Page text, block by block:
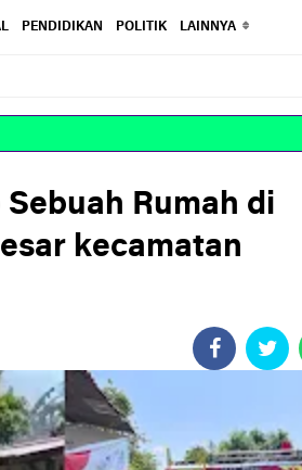
PENDIDIKAN POLITIK LAINNYA
Rumah di
kecamatan